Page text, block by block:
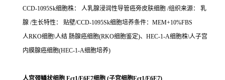
CCD-1095Sk细胞株： 人乳腺浸润性导管癌旁皮肤细胞 /组织来源： 乳
腺 /生长特性： 贴壁/CCD-1095Sk细胞培养条件：MEM+10%FBS
人RKO细胞\人结 肠腺癌细胞(RKO细胞鉴定)、HEC-1-A细胞株\人子宫
内膜腺癌细胞(HEC-1-A细胞培养)
人宫颈鳞状细胞 Ect1/E6E7细胞 (子宫细胞Ect1/E6E7)